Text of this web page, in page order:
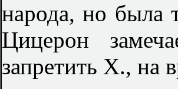
народа, но была
Цицерон
запретить X., на